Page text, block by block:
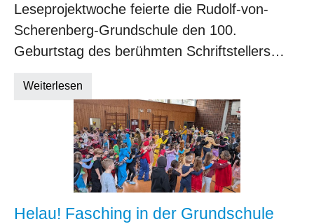
Leseprojektwoche feierte die Rudolf-von-
Scherenberg-Grundschule den 100.
Geburtstag des berühmten Schriftstellers…
Weiterlesen
Helau! Fasching in der Grundschule